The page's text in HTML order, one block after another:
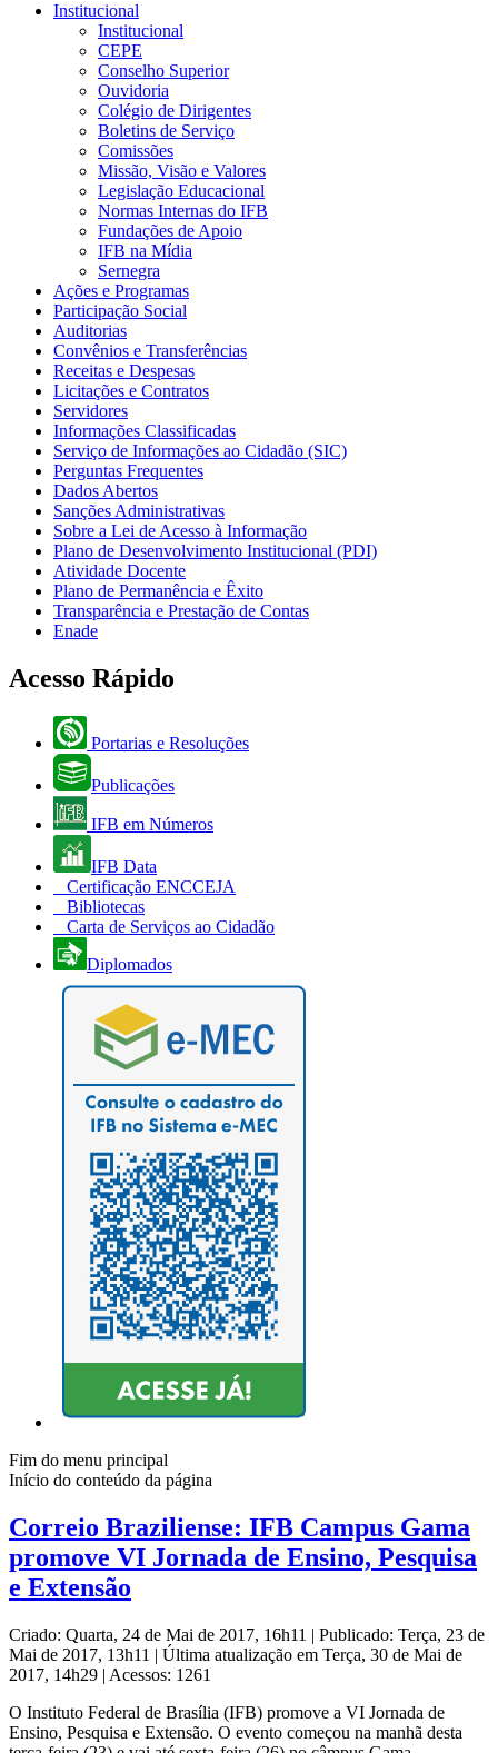
Institucional
Institucional
CEPE
Conselho Superior
Ouvidoria
Colégio de Dirigentes
Boletins de Serviço
Comissões
Missão, Visão e Valores
Legislação Educacional
Normas Internas do IFB
Fundações de Apoio
IFB na Mídia
Sernegra
Ações e Programas
Participação Social
Auditorias
Convênios e Transferências
Receitas e Despesas
Licitações e Contratos
Servidores
Informações Classificadas
Serviço de Informações ao Cidadão (SIC)
Perguntas Frequentes
Dados Abertos
Sanções Administrativas
Sobre a Lei de Acesso à Informação
Plano de Desenvolvimento Institucional (PDI)
Atividade Docente
Plano de Permanência e Êxito
Transparência e Prestação de Contas
Enade
Acesso Rápido
Portarias e Resoluções
Publicações
IFB em Números
IFB Data
Certificação ENCCEJA
Bibliotecas
Carta de Serviços ao Cidadão
Diplomados
Fim do menu principal
Início do conteúdo da página
Correio Braziliense: IFB Campus Gama
promove VI Jornada de Ensino, Pesquisa
e Extensão
Criado: Quarta, 24 de Mai de 2017, 16h11 | Publicado: Terça, 23 de
Mai de 2017, 13h11 | Última atualização em Terça, 30 de Mai de
2017, 14h29 | Acessos: 1261
O Instituto Federal de Brasília (IFB) promove a VI Jornada de
Ensino, Pesquisa e Extensão. O evento começou na manhã desta